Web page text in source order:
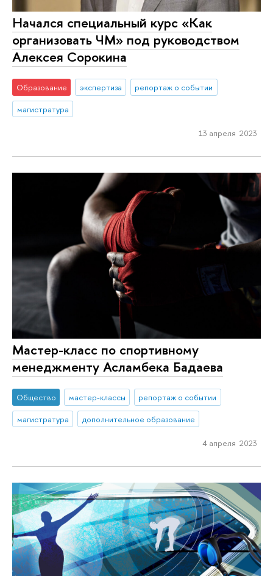
Начался специальный курс «Как
организовать ЧМ» под руководством
Алексея Сорокина
Образование экспертиза
репортаж о событии
магистратура
13 апреля 2023
Мастер-класс по спортивному
менеджменту Асламбека Бадаева
Общество мастер-классы
репортаж о событии
магистратура
дополнительное образование
4 апреля 2023